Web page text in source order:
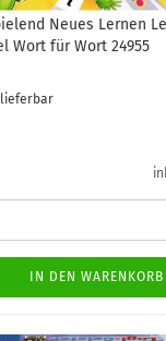
Neues Lernen
Wort für Wort 24955
IN DEN WARENKORB